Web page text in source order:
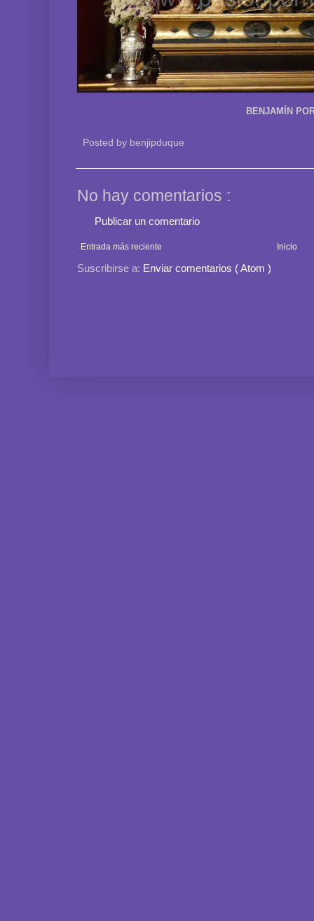
BENJAMÍN
Posted by benjipduque
No hay comentarios :
Publicar un comentario
Entrada más reciente Inicio
Suscribirse a: Enviar comentarios ( Atom )